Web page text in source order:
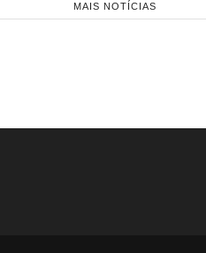
MAIS NOTÍCIAS